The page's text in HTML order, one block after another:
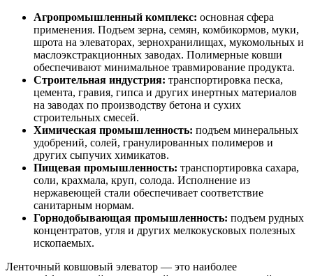
Агропромышленный комплекс: основная сфера
применения. Подъем зерна, семян, комбикормов, муки,
шрота на элеваторах, зернохранилищах, мукомольных и
маслоэкстракционных заводах. Полимерные ковши
обеспечивают минимальное травмирование продукта.
Строительная индустрия: транспортировка песка,
цемента, гравия, гипса и других инертных материалов
на заводах по производству бетона и сухих
строительных смесей.
Химическая промышленность: подъем минеральных
удобрений, солей, гранулированных полимеров и
других сыпучих химикатов.
Пищевая промышленность: транспортировка сахара,
соли, крахмала, круп, солода. Исполнение из
нержавеющей стали обеспечивает соответствие
санитарным нормам.
Горнодобывающая промышленность: подъем рудных
концентратов, угля и других мелкокусковых полезных
ископаемых.
Ленточный ковшовый элеватор — это наиболее